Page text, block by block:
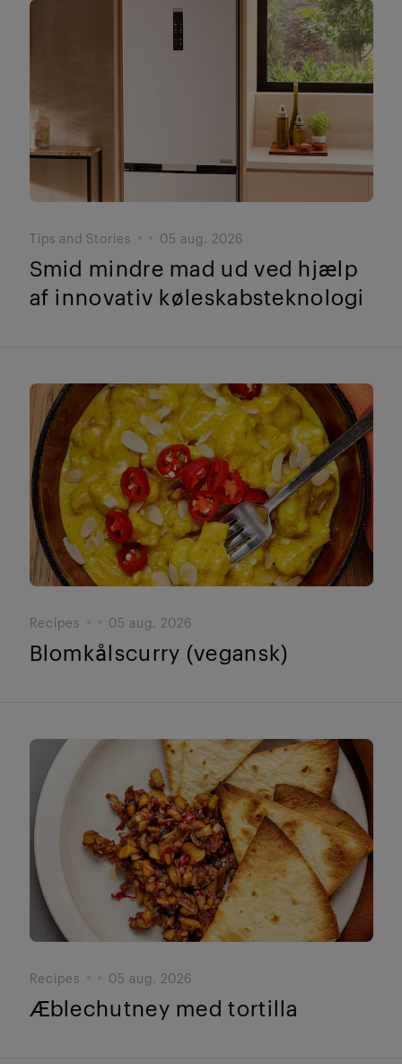
Tips and Stories 05 aug. 2026
Smid mindre mad ud ved hjælp
af innovativ køleskabsteknologi
Recipes 05 aug. 2026
Blomkålscurry (vegansk)
Recipes 05 aug. 2026
Æblechutney med tortilla